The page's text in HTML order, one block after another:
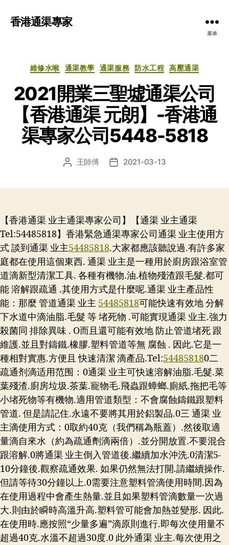
香港通渠專家
菜单
分
維修水喉 通渠教學 通渠服務 防水工程 高壓通渠
2021開業三聖墟通渠公司
【香港通渠 元朗】-香港通
渠專家公司5448-5818
文 王師傅
发 2021-03-13
【香港通渠 业主通渠專家公司】【通渠 业主通渠
Tel:54485818】香港緊急通渠專家公司通渠 业主使用方
式 談到通渠 业主54485818.大家都應該聽說過.有許多家
庭都在使用這個東西. 通渠 业主是一種用於廚房跟浴室管
道滴新型清潔工具. 各種有機物.油.植物殘渣跟毛髮.都可
能 溶解跟疏通 .其使用方式是什麼呢.通渠 业主產品性
能：那麼 管道通渠 业主 54485818可能快速有效地 分解
下水道中滴油脂.毛髮 等 堵死物 .可能實現通渠 业主.強力
殺菌同 排除異味 . O而且還可能有效地 防止管道堵死 跟
維護.並且對鑄鐵.橡膠.塑料管道等無 腐蝕 . 因此.它是一
種相對實惠.方便且 快速清潔 滴產品.Tel:544858180二
疏通剂滴适用范围：0通渠 业主可快速溶解油脂.毛髮.菜
葉殘渣.廚房垃圾.茶葉.寵物毛.飛蟲跟蟑螂.廁紙.拖把毛等
小堵死物等有機物.適用管道類型：不會腐蝕鑄鐵跟塑料
管道. 但是請記住.永遠不要將其用於鋁製品.0三 通渠 业
主滴使用方式：0取約40克（我們稱為瓶蓋）.然後取適
量滴自來水（約為疏通劑滴兩倍）.並分開放置.不要混合
跟溶解.0將通渠 业主倒入管道後.繼續加水沖洗.0清潔5-
10分鐘後.觀察疏通效果. 如果仍然無法打開.請繼續操作.
但請等待30分鐘以上.0需要注意塑料管滴使用時間.因為
在使用過程中會產生熱量.並且如果塑料管滴數量一次過
大.則由於瞬時高溫升高.塑料管可能會加熱並變形. 因此.
在使用時.應按照“少量多遍”滴原則進行.即每次使用量不
超過40克.水溫不超過30度.0 此外通渠 业主.每次使用之